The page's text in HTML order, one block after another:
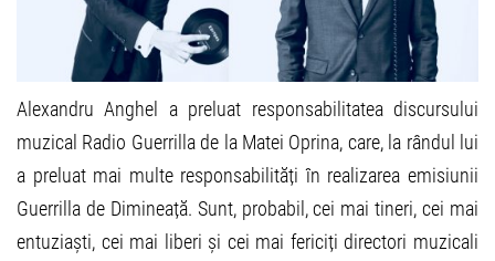
Alexandru Anghel a preluat responsabilitatea discursului
muzical Radio Guerrilla de la Matei Oprina, care, la rândul lui
a preluat mai multe responsabilități în realizarea emisiunii
Guerrilla de Dimineață. Sunt, probabil, cei mai tineri, cei mai
entuziaști, cei mai liberi și cei mai fericiți directori muzicali